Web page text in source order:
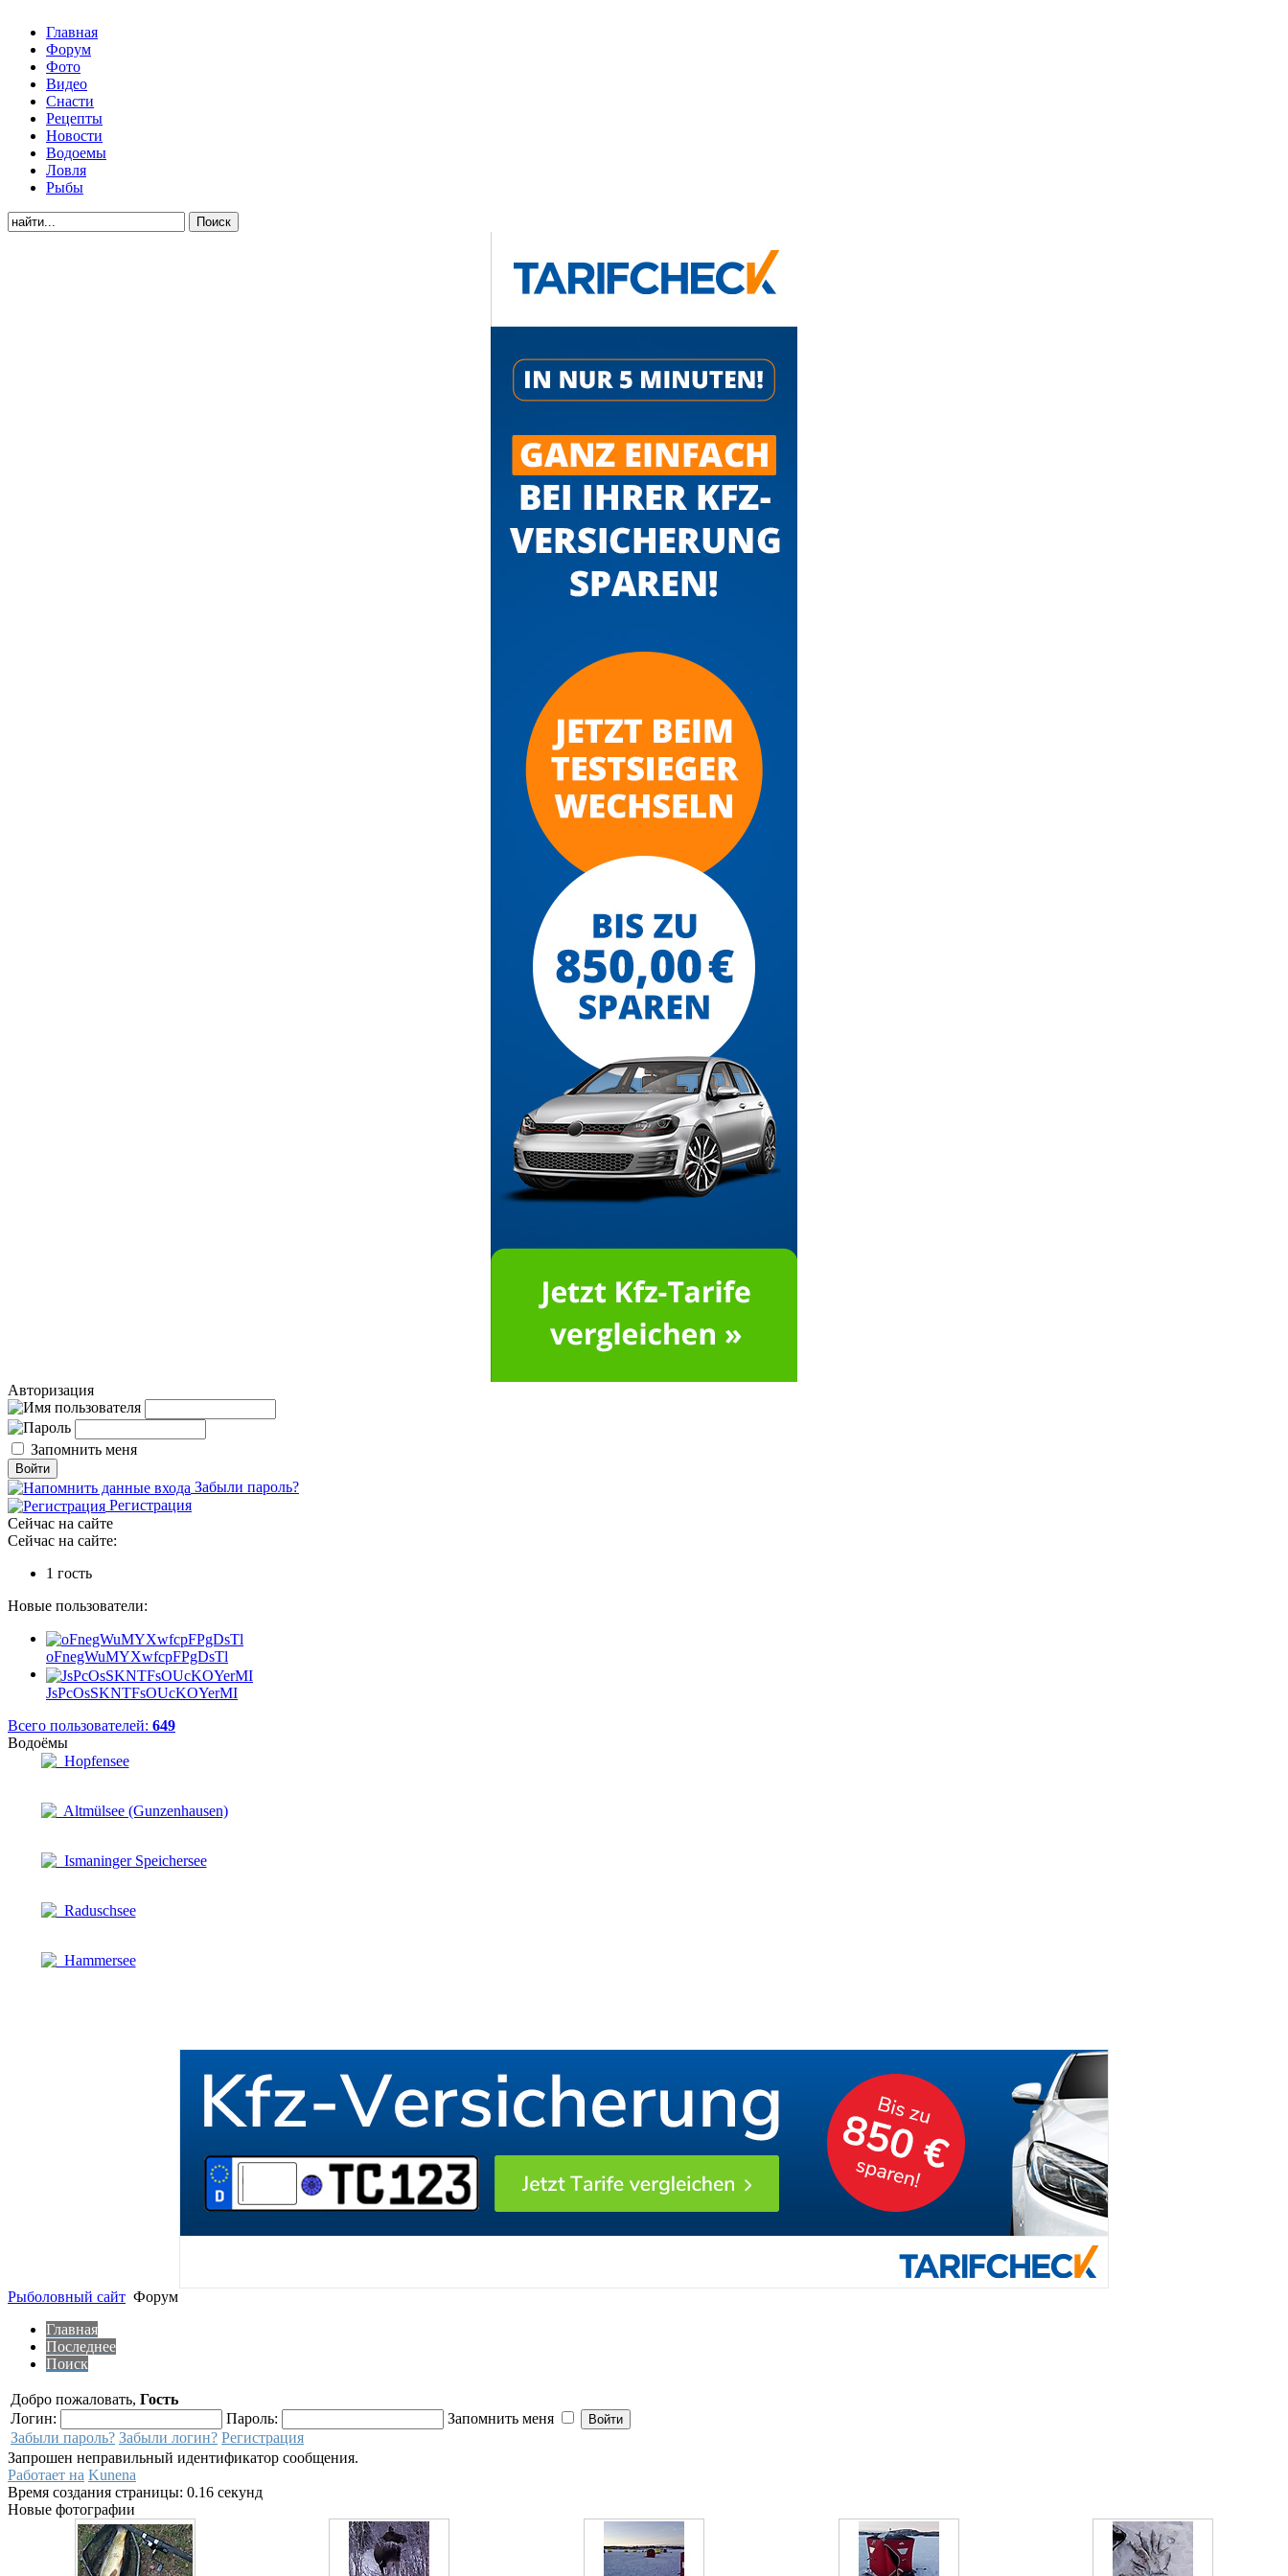
Главная
Форум
Фото
Видео
Снасти
Рецепты
Новости
Водоемы
Ловля
Рыбы
Авторизация
Запомнить меня
Забыли пароль?
Регистрация
Сейчас на сайте
Сейчас на сайте:
1 гость
Новые пользователи:
oFnegWuMYXwfcpFPgDsTl
JsPcOsSKNTFsOUcKOYerMI
Всего пользователей: 649
Водоёмы
Hopfensee
Altmülsee (Gunzenhausen)
Ismaninger Speichersee
Raduschsee
Hammersee
Рыболовный сайт Форум
Главная
Последнее
Поиск
Добро пожаловать, Гость
Логин:
Пароль:
Запомнить меня
Забыли пароль? Забыли логин? Регистрация
Запрошен неправильный идентификатор сообщения.
Работает на Kunena
Время создания страницы: 0.16 секунд
Новые фотографии